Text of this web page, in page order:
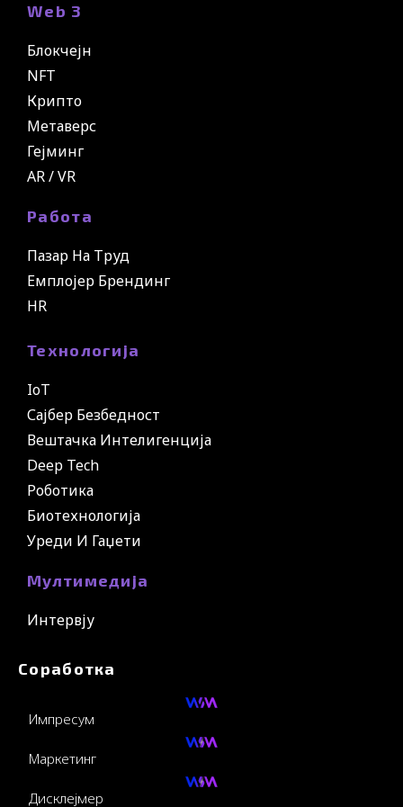
Web 3
Блокчејн
NFT
Крипто
Метаверс
Гејминг
AR / VR
Работа
Пазар На Труд
Емплојер Брендинг
HR
Технологија
IoT
Сајбер Безбедност
Вештачка Интелигенција
Deep Tech
Роботика
Биотехнологија
Уреди И Гаџети
Мултимедија
Интервју
Соработка
Импресум
Маркетинг
Дисклејмер